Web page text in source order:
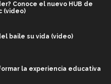
Conoce el nuevo HUB de
(video)
baile su vida (video)
la experiencia educativa